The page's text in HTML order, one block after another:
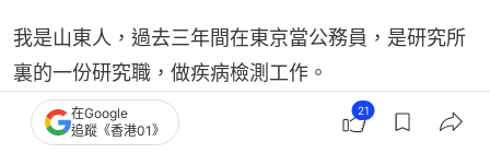
我是山東人，過去三年間在東京當公務員，是研究所
裏的一份研究職，做疾病檢測工作。
我也經常調侃自己到國外「上岸」了，我家人對我做
在Google
追蹤《香港01》
21